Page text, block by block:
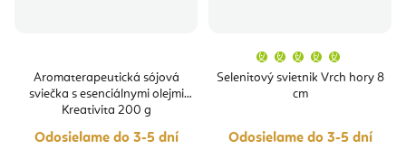
Aromaterapeutická sójová
sviečka s esenciálnymi olejmi
Kreativita 200 g
Odosielame do 3-5 dní
Selenitový svietnik Vrch hory 8
cm
produktu
je
Odosielame do 3-5 dní